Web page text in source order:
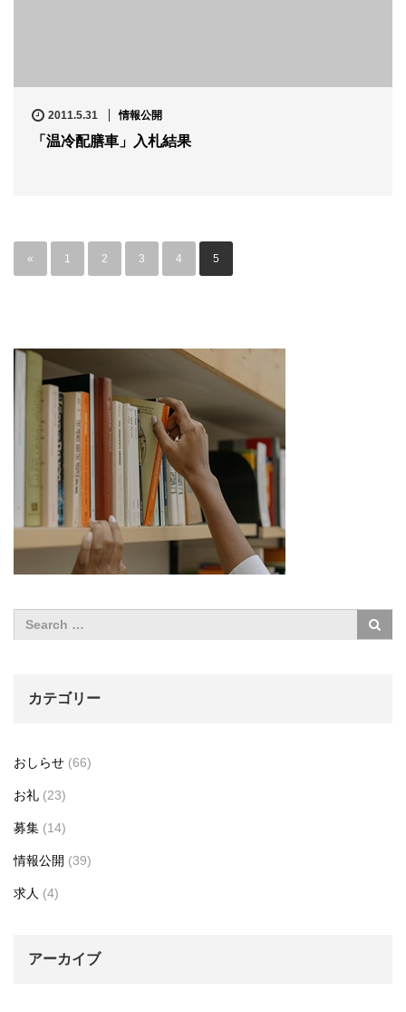
2011.5.31 情報公開
「温冷配膳車」入札結果
« 1 2 3 4 5
カテゴリー
おしらせ (66)
お礼 (23)
募集 (14)
情報公開 (39)
求人 (4)
アーカイブ